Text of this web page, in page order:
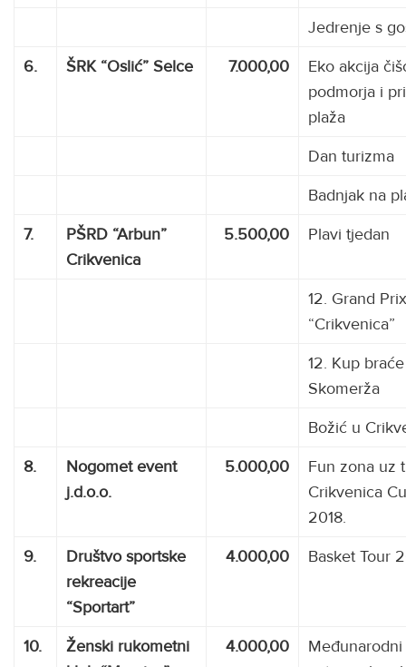
Jedrenje s
6.
ŠRK “Oslić” Selce 7.000,00
Eko akcija
podmorja i
plaža
Dan turizma
Badnjak na
7.
PŠRD “Arbun”
Crikvenica
5.500,00 Plavi tjedan
12. Grand Prix
“Crikvenica”
12. Kup braće
Skomerža
Božić u
8.
Nogomet event
j.d.o.o.
5.000,00
Fun zona uz
Crikvenica
2018.
9.
Društvo sportske
rekreacije
“Sportart”
4.000,00 Basket Tour
10.
Ženski rukometni
4.000,00
Međunarodni